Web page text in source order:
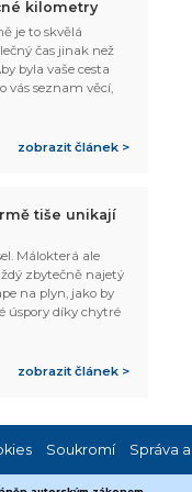
kilometry
je to skvělá
čas jinak než
byla vaše cesta
vás seznam věcí,
zobrazit článek >
tiše unikají
Málokterá ale
zbytečně najetý
na plyn, jako by
úspory díky chytré
zobrazit článek >
Soukromí Správa